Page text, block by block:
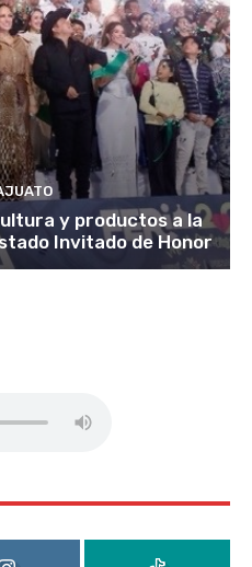
y productos a la
Invitado de Honor